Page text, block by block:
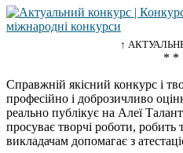
↑
* *
Справжній якісний конкурс і
професійно і доброзичливо
реально публікує на Алеї
просуває творчі роботи, робить
викладачам допомагає з